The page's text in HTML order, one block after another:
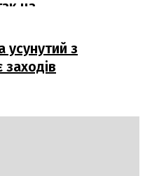
на
усунутий з